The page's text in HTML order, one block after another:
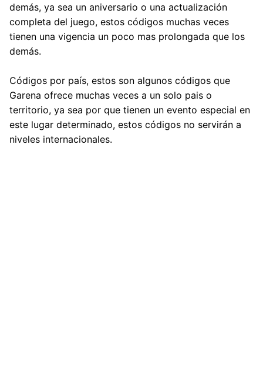
demás, ya sea un aniversario o una actualización
completa del juego, estos códigos muchas veces
tienen una vigencia un poco mas prolongada que los
demás.
Códigos por país, estos son algunos códigos que
Garena ofrece muchas veces a un solo pais o
territorio, ya sea por que tienen un evento especial en
este lugar determinado, estos códigos no servirán a
niveles internacionales.